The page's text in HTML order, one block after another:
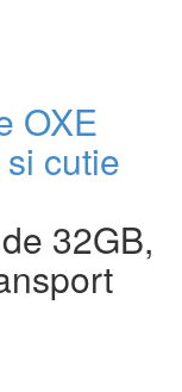
OXE
cutie
32GB,